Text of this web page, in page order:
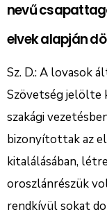
nevű
elvek alapján
Sz. D.: A lovasok
Szövetség jelölte
szakági
bizonyítottak az
kitalálásában,
oroszlánrészük
rendkívül sokat